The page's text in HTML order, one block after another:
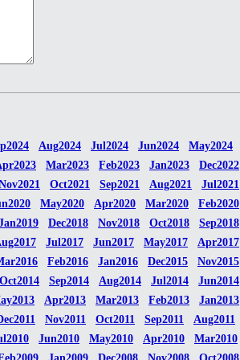
Aug2024 Jul2024 Jun2024 May2024
Mar2023 Feb2023 Jan2023 Dec2022
Oct2021 Sep2021 Aug2021 Jul2021
May2020 Apr2020 Mar2020 Feb2020
Dec2018 Nov2018 Oct2018 Sep2018
Jul2017 Jun2017 May2017 Apr2017
Feb2016 Jan2016 Dec2015 Nov2015
Oct2014 Sep2014 Aug2014 Jul2014 Jun2014
Apr2013 Mar2013 Feb2013 Jan2013
Nov2011 Oct2011 Sep2011 Aug2011
Jun2010 May2010 Apr2010 Mar2010